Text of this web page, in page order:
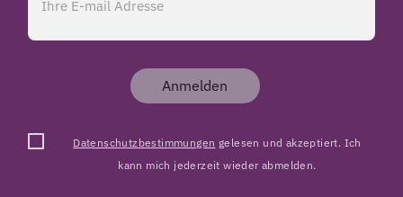
Anmelden
Datenschutzbestimmungen gelesen und akzeptiert. Ich
kann mich jederzeit wieder abmelden.